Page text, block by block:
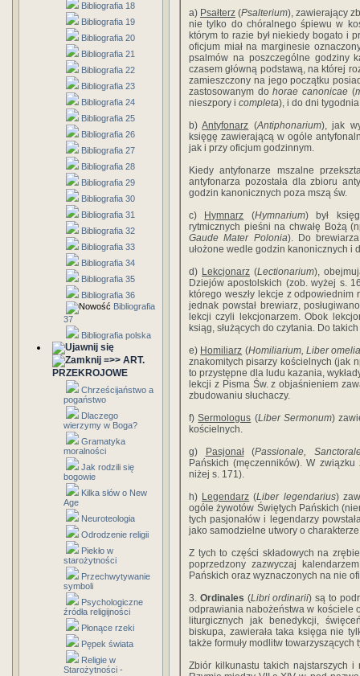
Bibliografia 18
Bibliografia 19
Bibliografia 20
Bibliografia 21
Bibliografia 22
Bibliografia 23
Bibliografia 24
Bibliografia 25
Bibliografia 26
Bibliografia 27
Bibliografia 28
Bibliografia 29
Bibliografia 30
Bibliografia 31
Bibliografia 32
Bibliografia 33
Bibliografia 34
Bibliografia 35
Bibliografia 36
Bibliografia
37
Bibliografia polska
=>> ART.
PRZEKROJOWE
Chrześcijaństwo a
pogaństwo
Dlaczego
wierzymy w Boga?
Gramatyka
moralności
Jak rodzili się
bogowie
Kilka słów o New
Age
Neuroteologia
Odrodzenie religii
Piekło w
starożytności
Przechwytywanie
symboli
Psychologiczne
źródła religijności
Płonące rzeki
Pępek świata
Religie w
Starożytności -
a) Psałterz (Psalterium), zawierający
nie tylko do chóralnego śpiewu w
którym to razie był niekiedy bogato i
oficjum miał na marginesie
psalmów na poszczególne godziny
czasem główną podstawą, na której
zamieszczony na jego początku
zastosowanym dohorae canonicae(
nieszpory i completa), i do dni
b)Antyfonarz (Antiphonarium), jak
księgę zawierającą w ogóle
jak i przy oficjum godzinnym.
Kiedy antyfonarze mszalne
antyfonarza pozostała dla zbioru
godzin kanonicznych poza mszą św.
c)
Hymnarz (Hymnarium) był
rytmicznych pieśni na chwałę Bożą
Gaude Mater Polonia). Do
ułożone wedle godzin kanonicznych i
d) Lekcjonarz (Lectionarium),
Dziejów apostolskich (zob. wyżej s.
którego weszły lekcje z odpowiednim
jednak powstał brewiarz,
lekcji czyli lekcjonarzem. Obok
ksiąg, służących do czytania. Do
e) Homiliarz (Homiliarium, Liber
znakomitych pisarzy kościelnych (jak
to przystępne dla ludu kazania,
lekcji z Pisma Św. z objaśnieniem
zbudowaniu słuchaczy.
f)Sermologus (Liber Sermonum)
kościelnych.
g)
Pasjonał(Passionale,
Pańskich (męczenników). W
niżej s. 171).
h) Legendarz (Liber legendarius)
ogóle żywotów Świętych Pańskich
tych pasjonałów i legendarzy
jako samodzielne utwory o
Z tych to części składowych na
poprzedzony zazwyczaj
Pańskich oraz wyznaczonych na nie
3. Ordinales (Libri ordinarii) są to
odprawiania nabożeństwa w kościele
liturgicznych jak benedykcji,
biskupa, zawierała taka księga nie
także formuły modlitw towarzyszących
Zbiór kilkunastu takich najstarszych i